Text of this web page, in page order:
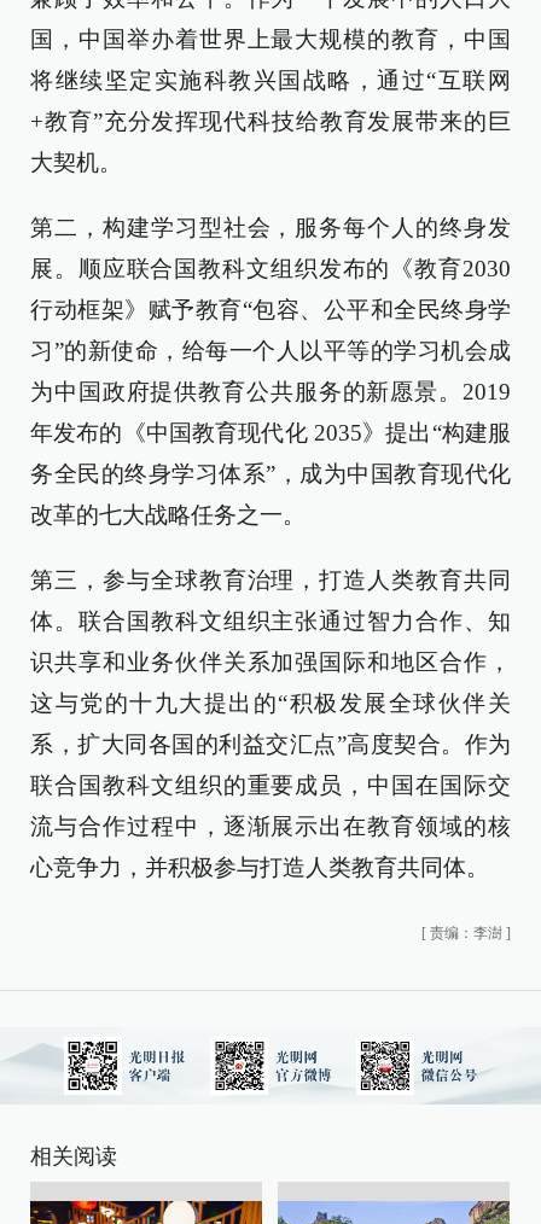
国，中国举办着世界上最大规模的教育，中国
将继续坚定实施科教兴国战略，通过“互联网
+教育”充分发挥现代科技给教育发展带来的巨
大契机。
第二，构建学习型社会，服务每个人的终身发
展。顺应联合国教科文组织发布的《教育2030
行动框架》赋予教育“包容、公平和全民终身学
习”的新使命，给每一个人以平等的学习机会成
为中国政府提供教育公共服务的新愿景。2019
年发布的《中国教育现代化 2035》提出“构建服
务全民的终身学习体系”，成为中国教育现代化
改革的七大战略任务之一。
第三，参与全球教育治理，打造人类教育共同
体。联合国教科文组织主张通过智力合作、知
识共享和业务伙伴关系加强国际和地区合作，
这与党的十九大提出的“积极发展全球伙伴关
系，扩大同各国的利益交汇点”高度契合。作为
联合国教科文组织的重要成员，中国在国际交
流与合作过程中，逐渐展示出在教育领域的核
心竞争力，并积极参与打造人类教育共同体。
[ 责编：李澍 ]
相关阅读